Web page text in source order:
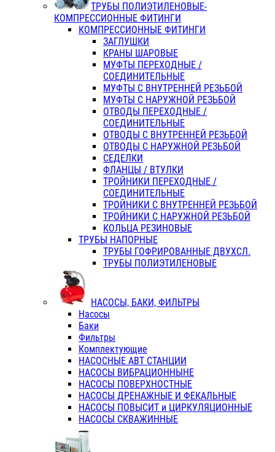
ТРУБЫ ПОЛИЭТИЛЕНОВЫЕ-
КОМПРЕССИОННЫЕ ФИТИНГИ
КОМПРЕССИОННЫЕ ФИТИНГИ
ЗАГЛУШКИ
КРАНЫ ШАРОВЫЕ
МУФТЫ ПЕРЕХОДНЫЕ /
СОЕДИНИТЕЛЬНЫЕ
МУФТЫ С ВНУТРЕННЕЙ РЕЗЬБОЙ
МУФТЫ С НАРУЖНОЙ РЕЗЬБОЙ
ОТВОДЫ ПЕРЕХОДНЫЕ /
СОЕДИНИТЕЛЬНЫЕ
ОТВОДЫ С ВНУТРЕННЕЙ РЕЗЬБОЙ
ОТВОДЫ С НАРУЖНОЙ РЕЗЬБОЙ
СЕДЕЛКИ
ФЛАНЦЫ / ВТУЛКИ
ТРОЙНИКИ ПЕРЕХОДНЫЕ /
СОЕДИНИТЕЛЬНЫЕ
ТРОЙНИКИ С ВНУТРЕННЕЙ РЕЗЬБОЙ
ТРОЙНИКИ С НАРУЖНОЙ РЕЗЬБОЙ
КОЛЬЦА РЕЗИНОВЫЕ
ТРУБЫ НАПОРНЫЕ
ТРУБЫ ГОФРИРОВАННЫЕ ДВУХСЛ.
ТРУБЫ ПОЛИЭТИЛЕНОВЫЕ
НАСОСЫ, БАКИ, ФИЛЬТРЫ
Насосы
Баки
Фильтры
Комплектующие
НАСОСНЫЕ АВТ СТАНЦИИ
НАСОСЫ ВИБРАЦИОННЫНЕ
НАСОСЫ ПОВЕРХНОСТНЫЕ
НАСОСЫ ДРЕНАЖНЫЕ И ФЕКАЛЬНЫЕ
НАСОСЫ ПОВЫСИТ и ЦИРКУЛЯЦИОННЫЕ
НАСОСЫ СКВАЖИННЫЕ